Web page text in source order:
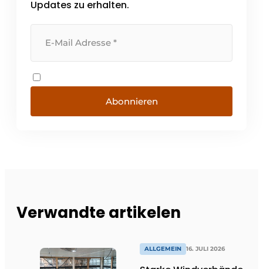
Updates zu erhalten.
Abonnieren
Verwandte artikelen
ALLGEMEIN 16. JULI 2026